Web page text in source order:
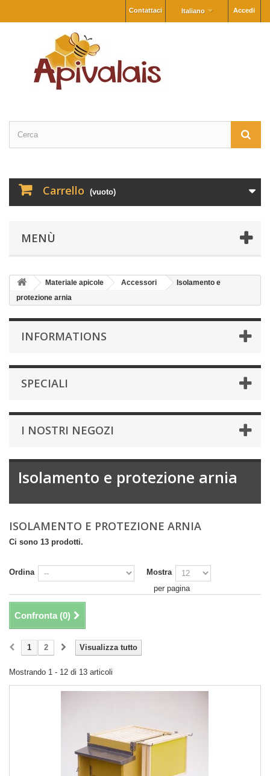
Accedi
Italiano
Contattaci
Carrello (vuoto)
MENÙ
Materiale apicole Accessori
Isolamento e
protezione arnia
INFORMATIONS
SPECIALI
I NOSTRI NEGOZI
Isolamento e protezione arnia
ISOLAMENTO E PROTEZIONE ARNIA
Ci sono 13 prodotti.
Ordina
Mostra
per pagina
Confronta (0)
Visualizza tutto
1 2
Mostrando 1 - 12 di 13 articoli